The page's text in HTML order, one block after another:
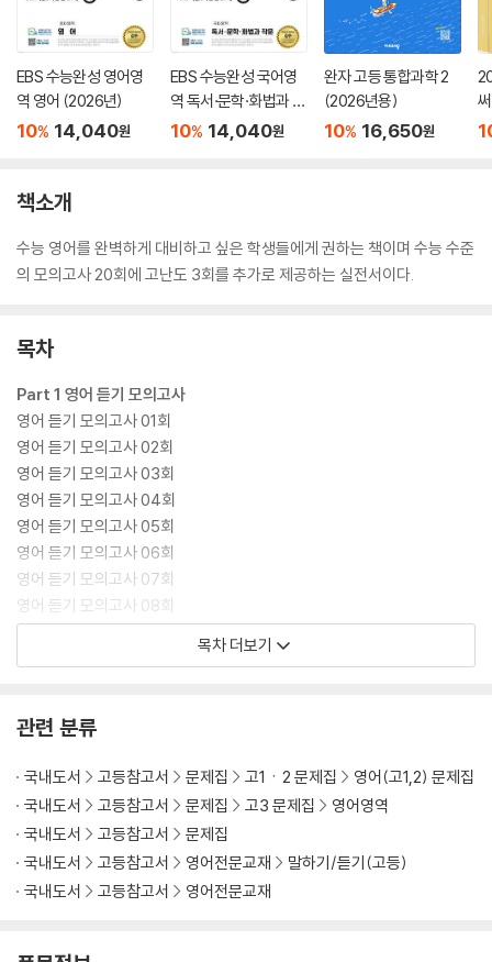
EBS 수능완성 영어영
역 영어 (2026년)
10% 14,040원
EBS 수능완성 국어영
역 독서·문학·화법과 작
문 (2026년)
10% 14,040원
완자 고등 통합과학 2
(2026년용)
10% 16,650원
서
책소개
수능 영어를 완벽하게 대비하고 싶은 학생들에게 권하는 책이며 수능 수준
의 모의고사 20회에 고난도 3회를 추가로 제공하는 실전서이다.
목차
Part 1 영어 듣기 모의고사
영어 듣기 모의고사 01회
영어 듣기 모의고사 02회
영어 듣기 모의고사 03회
영어 듣기 모의고사 04회
영어 듣기 모의고사 05회
영어 듣기 모의고사 06회
영어 듣기 모의고사 07회
영어 듣기 모의고사 08회
영어 듣기 모의고사 09회
영어 듣기 모의고사 13회
영어 듣기 모의고사 14회
영어 듣기 모의고사 15회
영어 듣기 모의고사 16회
영어 듣기 모의고사 17회
영어 듣기 모의고사 18회
영어 듣기 모의고사 19회
영어 듣기 모의고사 21회
목차 더보기
관련 분류
국내도서 고등참고서 문제집 고1ㆍ2 문제집
영어(고1,2) 문제집
국내도서
고등참고서 문제집 고3 문제집
영어영역
국내도서
고등참고서
문제집
국내도서
고등참고서 영어전문교재
말하기/듣기(고등)
국내도서
고등참고서 영어전문교재